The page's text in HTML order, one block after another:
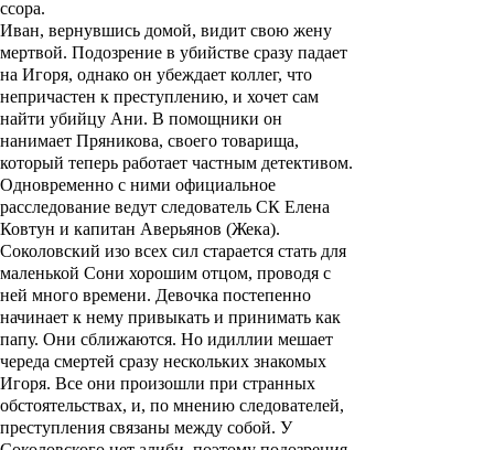
ссора.
Иван, вернувшись домой, видит свою жену
мертвой. Подозрение в убийстве сразу падает
на Игоря, однако он убеждает коллег, что
непричастен к преступлению, и хочет сам
найти убийцу Ани. В помощники он
нанимает Пряникова, своего товарища,
который теперь работает частным детективом.
Одновременно с ними официальное
расследование ведут следователь СК Елена
Ковтун и капитан Аверьянов (Жека).
Соколовский изо всех сил старается стать для
маленькой Сони хорошим отцом, проводя с
ней много времени. Девочка постепенно
начинает к нему привыкать и принимать как
папу. Они сближаются. Но идиллии мешает
череда смертей сразу нескольких знакомых
Игоря. Все они произошли при странных
обстоятельствах, и, по мнению следователей,
преступления связаны между собой. У